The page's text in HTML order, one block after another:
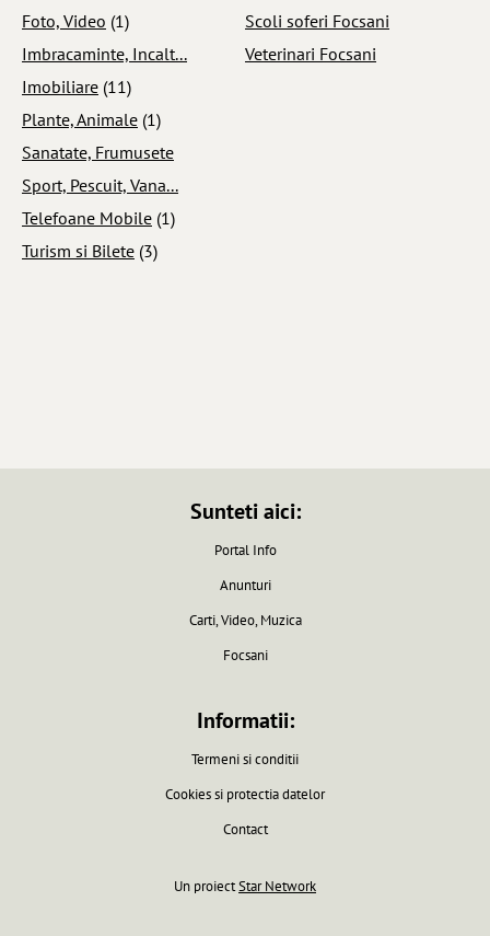
Foto, Video (1)
Imbracaminte, Incalt...
Imobiliare (11)
Plante, Animale (1)
Sanatate, Frumusete
Sport, Pescuit, Vana...
Telefoane Mobile (1)
Turism si Bilete (3)
Scoli soferi Focsani
Veterinari Focsani
Sunteti aici:
Portal Info
Anunturi
Carti, Video, Muzica
Focsani
Informatii:
Termeni si conditii
Cookies si protectia datelor
Contact
Un proiectStar Network